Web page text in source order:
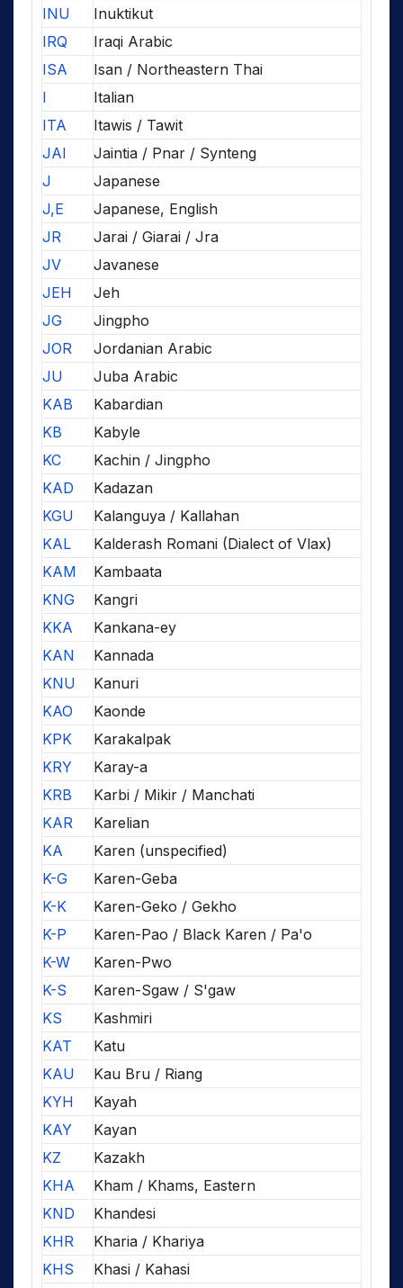
INU
Inuktikut
IRQ
Iraqi Arabic
ISA
Isan / Northeastern Thai
I
Italian
ITA
Itawis / Tawit
JAI
Jaintia / Pnar / Synteng
J
Japanese
J,E
Japanese, English
JR
Jarai / Giarai / Jra
JV
Javanese
JEH
Jeh
JG
Jingpho
JOR
Jordanian Arabic
JU
Juba Arabic
KAB
Kabardian
KB
Kabyle
KC
Kachin / Jingpho
KAD
Kadazan
KGU
Kalanguya / Kallahan
KAL
Kalderash Romani (Dialect of Vlax)
KAM
Kambaata
KNG
Kangri
KKA
Kankana-ey
KAN
Kannada
KNU
Kanuri
KAO
Kaonde
KPK
Karakalpak
KRY
Karay-a
KRB
Karbi / Mikir / Manchati
KAR
Karelian
KA
Karen (unspecified)
K-G
Karen-Geba
K-K
Karen-Geko / Gekho
K-P
Karen-Pao / Black Karen / Pa'o
K-W
Karen-Pwo
K-S
Karen-Sgaw / S'gaw
KS
Kashmiri
KAT
Katu
KAU
Kau Bru / Riang
KYH
Kayah
KAY
Kayan
KZ
Kazakh
KHA
Kham / Khams, Eastern
KND
Khandesi
KHR
Kharia / Khariya
KHS
Khasi / Kahasi